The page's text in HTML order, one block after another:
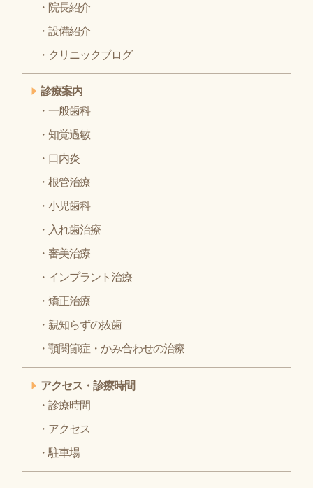
院長紹介
設備紹介
クリニックブログ
診療案内
一般歯科
知覚過敏
口内炎
根管治療
小児歯科
入れ歯治療
審美治療
インプラント治療
矯正治療
親知らずの抜歯
顎関節症・かみ合わせの治療
アクセス・診療時間
診療時間
アクセス
駐車場